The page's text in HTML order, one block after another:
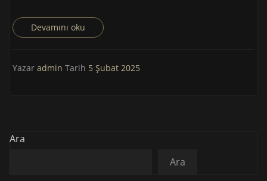
Devamını oku
Yazar admin Tarih 5 Şubat 2025
Ara
Ara